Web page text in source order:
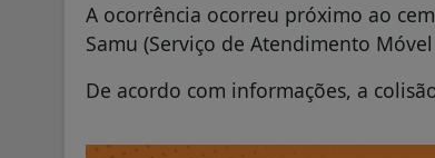
A ocorrência ocorreu próximo ao
Samu (Serviço de Atendimento
De acordo com informações, a